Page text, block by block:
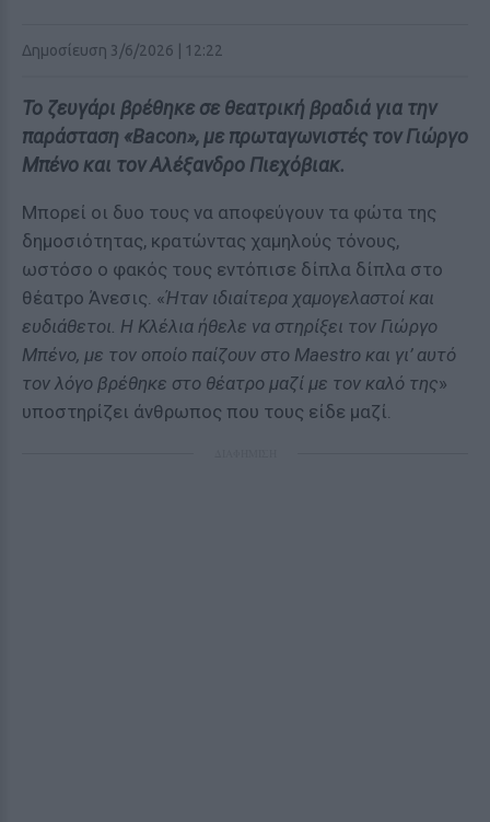
Δημοσίευση 3/6/2026 | 12:22
Το ζευγάρι βρέθηκε σε θεατρική βραδιά για την
παράσταση «Bacon», με πρωταγωνιστές τον Γιώργο
Μπένο και τον Αλέξανδρο Πιεχόβιακ.
Μπορεί οι δυο τους να αποφεύγουν τα φώτα της
δημοσιότητας, κρατώντας χαμηλούς τόνους,
ωστόσο ο φακός τους εντόπισε δίπλα δίπλα στο
θέατρο Άνεσις. «Ήταν ιδιαίτερα χαμογελαστοί και
ευδιάθετοι. Η Κλέλια ήθελε να στηρίξει τον Γιώργο
Μπένο, με τον οποίο παίζουν στο Maestro και γι’ αυτό
τον λόγο βρέθηκε στο θέατρο μαζί με τον καλό της»
υποστηρίζει άνθρωπος που τους είδε μαζί.